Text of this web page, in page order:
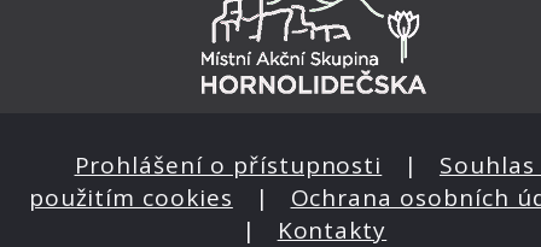
Prohlášení o přístupnosti | Souhlas
použitím cookies | Ochrana osobních
| Kontakty